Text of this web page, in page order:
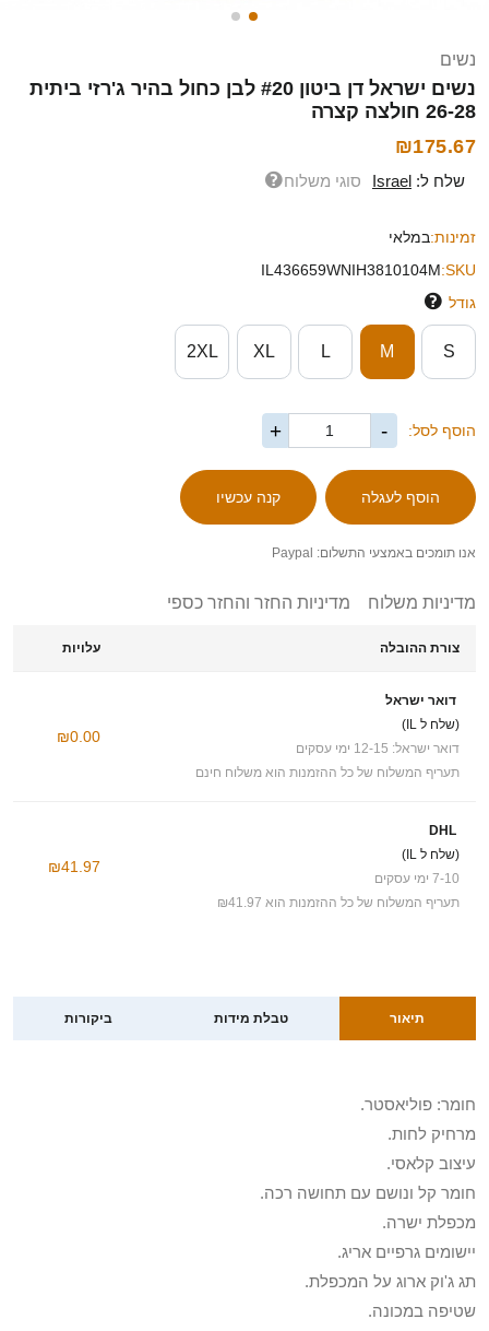
נשים
נשים ישראל דן ביטון #20 לבן כחול בהיר ג'רזי ביתית
26-28 חולצה קצרה
₪175.67
שלח ל: Israel סוגי משלוח
זמינות:במלאי
SKU:
IL436659WNIH3810104M
גודל
S
M
L
XL
2XL
הוסף לסל: -
+
אנו תומכים באמצעי התשלום: Paypal
מדיניות משלוח מדיניות החזר והחזר כספי
צורת ההובלה עלויות
דואר ישראל
(שלח ל IL)
דואר ישראל: 12-15 ימי עסקים
תעריף המשלוח של כל ההזמנות הוא משלוח חינם
₪0.00
DHL
(שלח ל IL)
7-10 ימי עסקים
תעריף המשלוח של כל ההזמנות הוא ₪41.97
₪41.97
תיאור טבלת מידות ביקורות
חומר: פוליאסטר.
מרחיק לחות.
עיצוב קלאסי.
חומר קל ונושם עם תחושה רכה.
מכפלת ישרה.
יישומים גרפיים אריג.
תג ג'וק ארוג על המכפלת.
שטיפה במכונה.